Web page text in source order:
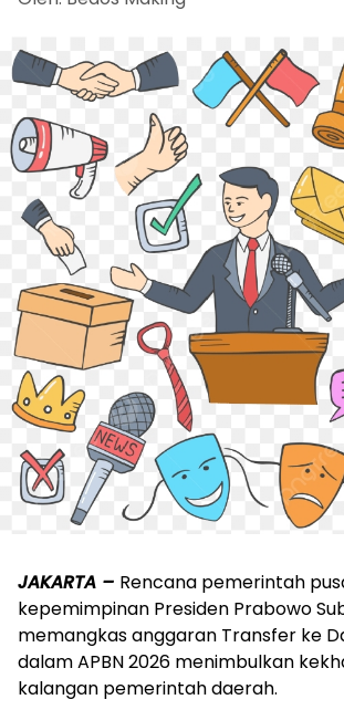
JAKARTA – Rencana pemerintah
kepemimpinan Presiden Prabowo
memangkas anggaran Transfer ke
dalam APBN 2026 menimbulkan
kalangan pemerintah daerah.